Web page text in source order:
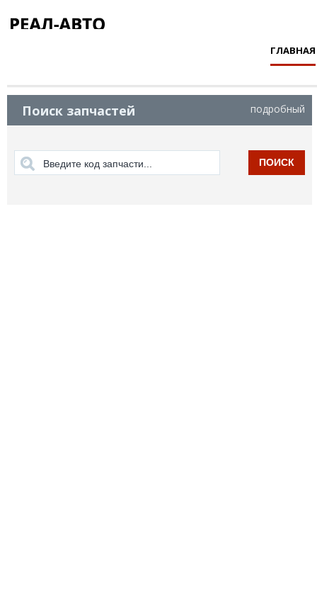
ГЛАВНАЯ
Поиск запчастей подробный
ПОИСК